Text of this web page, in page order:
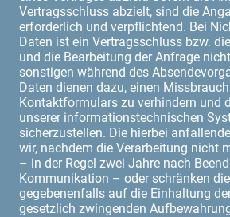
Vertragsschluss abzielt, sind die
erforderlich und verpflichtend. Bei
Daten ist ein Vertragsschluss bzw.
und die Bearbeitung der Anfrage
sonstigen während des
Daten dienen dazu, einen
Kontaktformulars zu verhindern und
unserer informationstechnischen
sicherzustellen. Die hierbei
wir, nachdem die Verarbeitung nicht
– in der Regel zwei Jahre nach
Kommunikation – oder schränken
gegebenenfalls auf die Einhaltung
gesetzlich zwingenden